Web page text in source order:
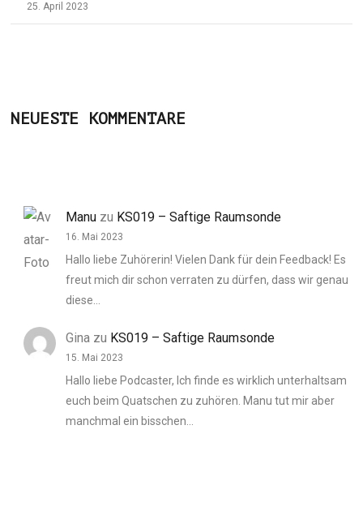
25. April 2023
NEUESTE KOMMENTARE
Manu zu KS019 – Saftige Raumsonde
16. Mai 2023
Hallo liebe Zuhörerin! Vielen Dank für dein Feedback! Es
freut mich dir schon verraten zu dürfen, dass wir genau
diese…
Gina zu KS019 – Saftige Raumsonde
15. Mai 2023
Hallo liebe Podcaster, Ich finde es wirklich unterhaltsam
euch beim Quatschen zu zuhören. Manu tut mir aber
manchmal ein bisschen…